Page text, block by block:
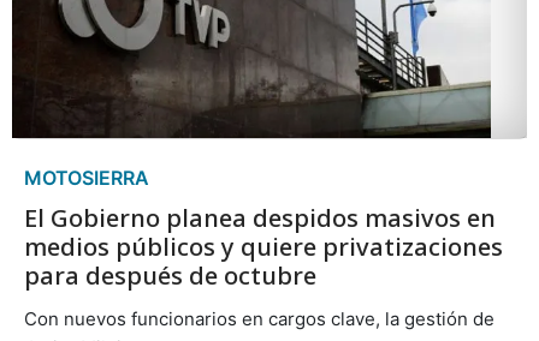
MOTOSIERRA
El Gobierno planea despidos masivos en
medios públicos y quiere privatizaciones
para después de octubre
Con nuevos funcionarios en cargos clave, la gestión de